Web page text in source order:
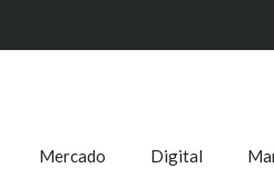
Mercado Digital